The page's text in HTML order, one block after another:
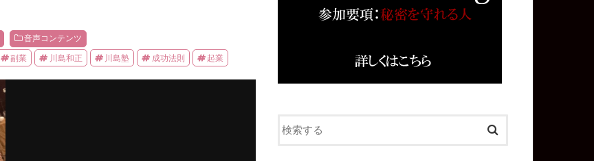
音声コンテンツ
副業 川島和正 川島塾 成功法則 起業